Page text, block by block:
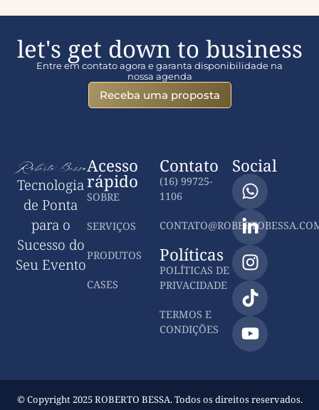
let's get down to business
Entre em contato agora e garanta disponibilidade na
nossa agenda
Receba uma proposta
Tecnologia
de Ponta
para o
Sucesso do
Seu Evento
Acesso
rápido
SOBRE
SERVIÇOS
PRODUTOS
CASES
Contato
(16) 99725-
1106
Políticas
POLÍTICAS DE
PRIVACIDADE
TERMOS E
CONDIÇÕES
Social
© Copyright 2025 ROBERTO BESSA. Todos os direitos reservados.